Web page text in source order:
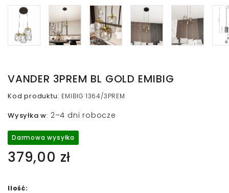
VANDER 3PREM BL GOLD EMIBIG
Kod produktu: EMIBIG 1364/3PREM
Wysyłka w: 2–4 dni robocze
Darmowa wysyłka
379,00 zł
Ilość: